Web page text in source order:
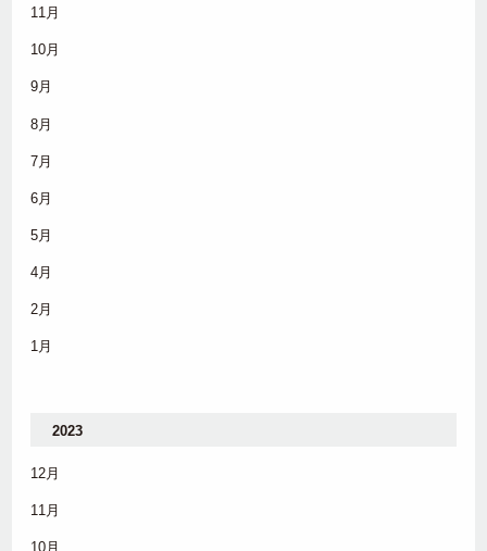
11月
10月
9月
8月
7月
6月
5月
4月
2月
1月
2023
12月
11月
10月